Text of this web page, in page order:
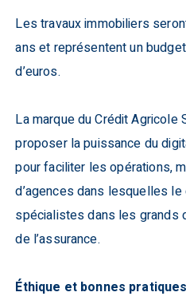
Les travaux immobiliers
ans et représentent un
d’euros.
La marque du Crédit Agricole
proposer la puissance du
pour faciliter les opérations,
d’agences dans lesquelles
spécialistes dans les grands
de l’assurance.
Éthique et bonnes